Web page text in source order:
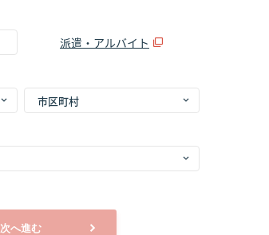
派遣・アルバイト
次へ進む